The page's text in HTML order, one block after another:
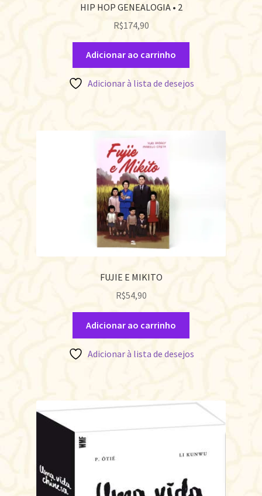
HIP HOP GENEALOGIA • 2
R$174,90
Adicionar ao carrinho
Adicionar à lista de desejos
FUJIE E MIKITO
R$54,90
Adicionar ao carrinho
Adicionar à lista de desejos